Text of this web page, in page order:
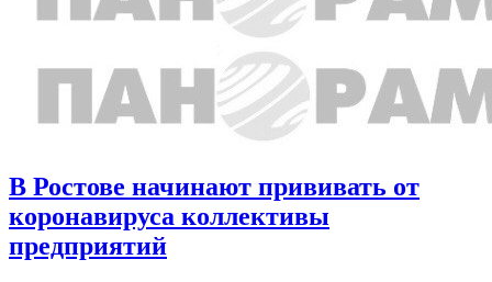
В Ростове начинают прививать от
коронавируса коллективы
предприятий